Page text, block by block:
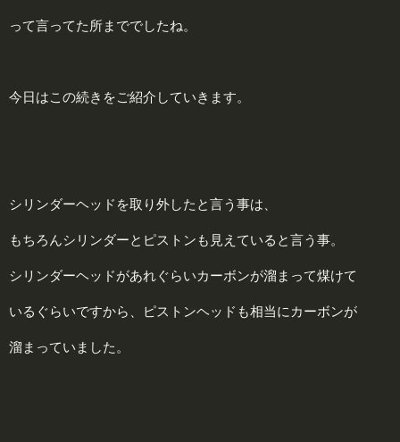
って言ってた所まででしたね。
今日はこの続きをご紹介していきます。
シリンダーヘッドを取り外したと言う事は、
もちろんシリンダーとピストンも見えていると言う事。
シリンダーヘッドがあれぐらいカーボンが溜まって煤けて
いるぐらいですから、ピストンヘッドも相当にカーボンが
溜まっていました。